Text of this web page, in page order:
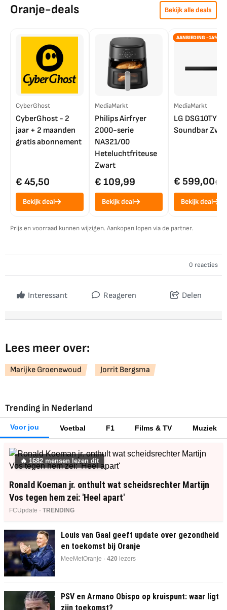
Oranje-deals Bekijk alle deals
CyberGhost
CyberGhost - 2
jaar + 2 maanden
gratis abonnement
€ 45,50
Bekijk deal
MediaMarkt
Philips Airfryer
2000-serie
NA321/00
Heteluchtfriteuse
Zwart
€ 109,99
Bekijk deal
AANBIEDING -14%
MediaMarkt
LG DSG10TY
Soundbar
€ 599,00€
Bekijk deal
Prijs en voorraad kunnen wijzigen. Aankopen lopen via de partner.
0 reacties
Interessant Reageren Delen
Lees meer over:
Marijke Groenewoud Jorrit Bergsma
Trending in Nederland
Voor jou Voetbal F1 Films & TV Muziek
🔥 1687 mensen lezen dit
Ronald Koeman jr. onthult wat scheidsrechter Martijn
Vos tegen hem zei: 'Heel apart'
FCUpdate · TRENDING
Louis van Gaal geeft update over gezondheid
en toekomst bij Oranje
MeeMetOranje · 420 lezers
PSV en Armano Obispo op kruispunt: waar ligt
zijn toekomst?